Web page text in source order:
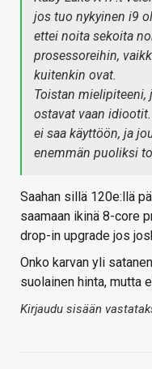
jos tuo nykyinen i9
ettei noita sekoita
prosessoreihin,
kuitenkin ovat.
Toistan
ostavat vaan
ei saa käyttöön, ja
enemmän puoliksi
Saahan sillä 120e:llä
saamaan ikinä 8-core
drop-in upgrade jos
Onko karvan yli
suolainen hinta, mutta
Kirjaudu sisään